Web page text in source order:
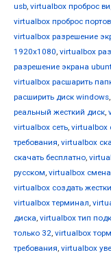
usb, virtualbox проброс
virtualbox проброс портов
virtualbox разрешение
1920x1080, virtualbox
разрешение экрана
virtualbox расшарить
расширить диск windows,
реальный жесткий диск,
virtualbox сеть, virtualbox
требования, virtualbox
скачать бесплатно,
русском, virtualbox
virtualbox создать
virtualbox терминал,
диска, virtualbox тип
только 32, virtualbox
требования, virtualbox